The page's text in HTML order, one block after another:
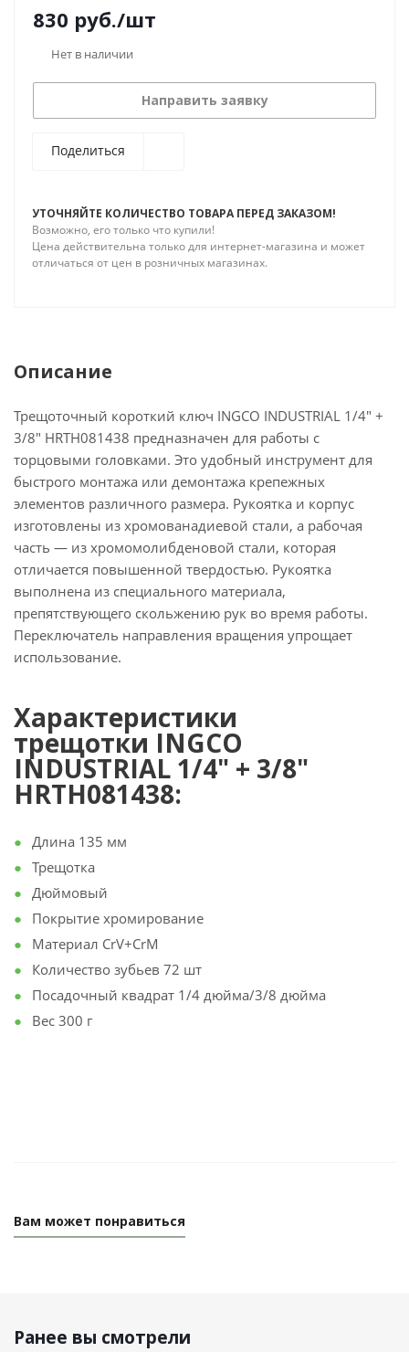
830 руб./шт
Нет в наличии
Направить заявку
Поделиться
УТОЧНЯЙТЕ КОЛИЧЕСТВО ТОВАРА ПЕРЕД ЗАКАЗОМ!
Возможно, его только что купили!
Цена действительна только для интернет-магазина и может
отличаться от цен в розничных магазинах.
Описание
Трещоточный короткий ключ INGCO INDUSTRIAL 1/4" +
3/8" HRTH081438 предназначен для работы с
торцовыми головками. Это удобный инструмент для
быстрого монтажа или демонтажа крепежных
элементов различного размера. Рукоятка и корпус
изготовлены из хромованадиевой стали, а рабочая
часть — из хромомолибденовой стали, которая
отличается повышенной твердостью. Рукоятка
выполнена из специального материала,
препятствующего скольжению рук во время работы.
Переключатель направления вращения упрощает
использование.
Характеристики
трещотки INGCO
INDUSTRIAL 1/4" + 3/8"
HRTH081438:
Длина 135 мм
Трещотка
Дюймовый
Покрытие хромирование
Материал CrV+CrM
Количество зубьев 72 шт
Посадочный квадрат 1/4 дюйма/3/8 дюйма
Вес 300 г
Вам может понравиться
Ранее вы смотрели